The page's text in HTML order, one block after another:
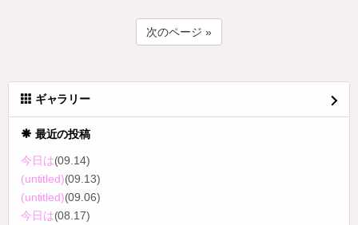
次のページ »
ギャラリー
最近の投稿
今日は(09.14)
(untitled)(09.13)
(untitled)(09.06)
今日は(08.17)